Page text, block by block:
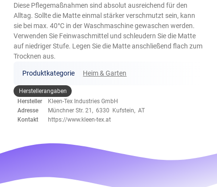
Diese Pflegemaßnahmen sind absolut ausreichend für den
Alltag. Sollte die Matte einmal stärker verschmutzt sein, kann
sie bei max. 40°C in der Waschmaschine gewaschen werden.
Verwenden Sie Feinwaschmittel und schleudern Sie die Matte
auf niedriger Stufe. Legen Sie die Matte anschließend flach zum
Trocknen aus.
Produktkategorie Heim & Garten
Herstellerangaben
Hersteller
Kleen-Tex Industries GmbH
Adresse
Münchner Str. 21, 6330 Kufstein, AT
Kontakt
https://www.kleen-tex.at